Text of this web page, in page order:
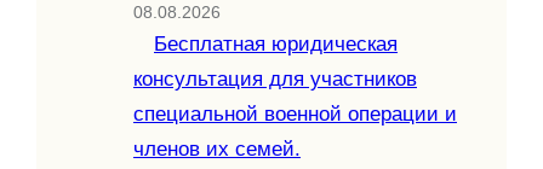
08.08.2026
Бесплатная юридическая
консультация для участников
специальной военной операции и
членов их семей.